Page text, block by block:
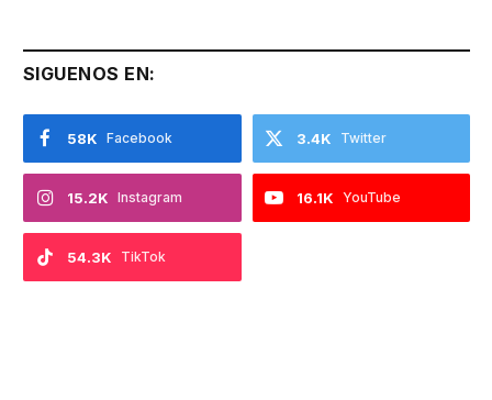
SIGUENOS EN:
Facebook
58K Twitter
3.4K
Instagram
15.2K YouTube
16.1K
TikTok
54.3K